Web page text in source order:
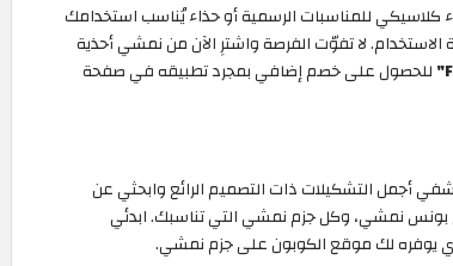
كلاسيكي للمناسبات الرسمية أو حذاء يُناسب استخدامك
لا تفوّت الفرصة واشترِ الآن من نمشي أحذية
للحصول على خصم إضافي بمجرد تطبيقه في صفحة
أجمل التشكيلات ذات التصميم الرائع وابحثي عن
بونس نمشي، وكل جزم نمشي التي تناسبك. ابدئي
يوفره لك موقع الكوبون على جزم نمشي.